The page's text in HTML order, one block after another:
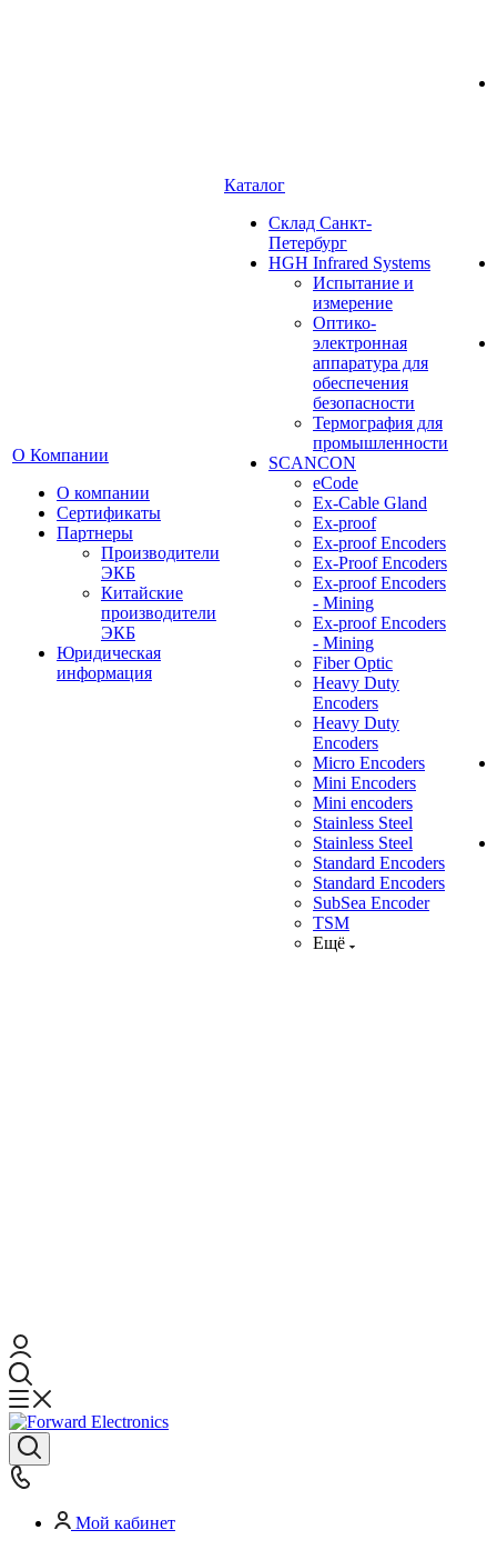
О Компании
О компании
Сертификаты
Партнеры
Производители
ЭКБ
Китайские
производители
ЭКБ
Юридическая
информация
Каталог
Cклад Санкт-
Петербург
HGH Infrared Systems
Испытание и
измерение
Оптико-
электронная
аппаратура для
обеспечения
безопасности
Термография для
промышленности
SCANCON
eCode
Ex-Cable Gland
Ex-proof
Ex-proof Encoders
Ex-Proof Encoders
Ex-proof Encoders
- Mining
Ex-proof Encoders
- Mining
Fiber Optic
Heavy Duty
Encoders
Heavy Duty
Encoders
Micro Encoders
Mini Encoders
Mini encoders
Stainless Steel
Stainless Steel
Standard Encoders
Standard Encoders
SubSea Encoder
TSM
Ещё
Мой кабинет